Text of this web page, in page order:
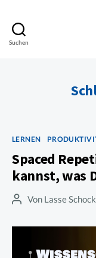
Suchen
Kategorien
LERNEN
Spaced
kannst, was
Beitragsautor
Von Lasse Schock